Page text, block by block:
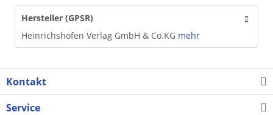
Hersteller (GPSR)
Heinrichshofen Verlag GmbH & Co.KG mehr
Kontakt
Service